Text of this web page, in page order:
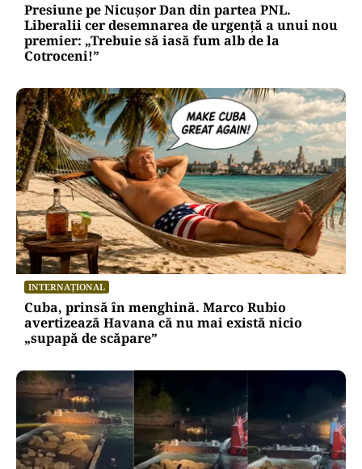
Presiune pe Nicușor Dan din partea PNL.
Liberalii cer desemnarea de urgență a unui nou
premier: „Trebuie să iasă fum alb de la
Cotroceni!”
INTERNAȚIONAL
Cuba, prinsă în menghină. Marco Rubio
avertizează Havana că nu mai există nicio
„supapă de scăpare”